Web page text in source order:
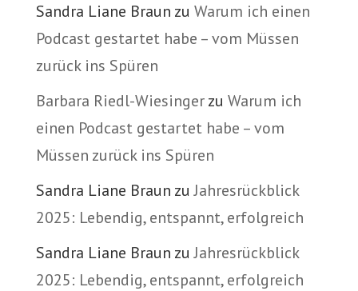
Sandra Liane Braun zu Warum ich einen
Podcast gestartet habe – vom Müssen
zurück ins Spüren
Barbara Riedl-Wiesingerzu Warum ich
einen Podcast gestartet habe – vom
Müssen zurück ins Spüren
Sandra Liane Braun zuJahresrückblick
2025: Lebendig, entspannt, erfolgreich
Sandra Liane Braun zuJahresrückblick
2025: Lebendig, entspannt, erfolgreich